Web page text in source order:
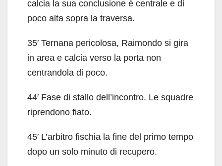
calcia la sua conclusione è centrale e di
poco alta sopra la traversa.
35′ Ternana pericolosa, Raimondo si gira
in area e calcia verso la porta non
centrandola di poco.
44′ Fase di stallo dell’incontro. Le squadre
riprendono fiato.
45′ L’arbitro fischia la fine del primo tempo
dopo un solo minuto di recupero.